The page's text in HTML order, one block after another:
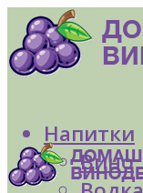
Напитки
Вино